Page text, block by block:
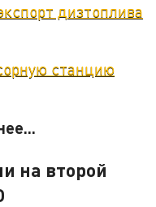
дизтоплива
станцию
на второй